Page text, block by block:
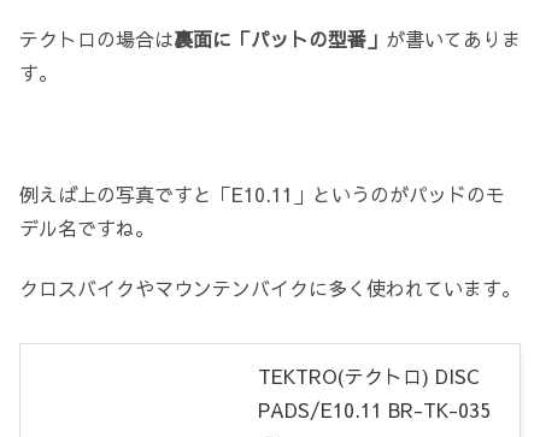
テクトロの場合は裏面に「パットの型番」 が書いてありま
す。
例えば上の写真ですと「E10.11」というのがパッドのモ
デル名ですね。
クロスバイクやマウンテンバイクに多く使われています。
TEKTRO(テクトロ) DISC
PADS/E10.11 BR-TK-035